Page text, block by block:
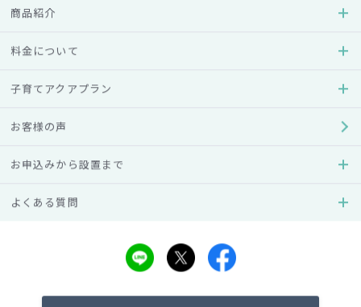
ーの製造から販売、宅配に至るまでを一貫して行う事業をフ
バーの業界最大手となっている。
F □代表取締役社長：赤津裕次郎 □事業内容： ・清涼飲料水
ttp://www.aquaclara.co.jp/s/
本件に関するお問合せ先
アクアクララお客様センター
商品紹介
料金について
子育てアクアプラン
お客様の声
お申込みから設置まで
よくある質問